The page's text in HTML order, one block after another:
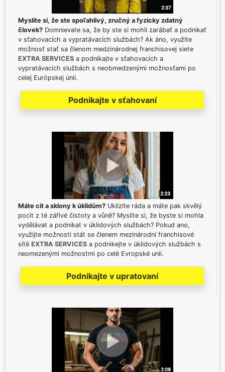
Myslíte si, že ste spoľahlivý, zručný a fyzicky zdatný
človek? Domnievate sa, že by ste si mohli zarábať a podnikať
v sťahovacích a vypratávacích službách? Ak áno, využite
možnosť stať sa členom medzinárodnej franchisovej siete
EXTRA SERVICES a podnikajte v sťahovacích a
vypratávacích službách s neobmedzenými možnosťami po
celej Európskej únii.
Podnikajte v sťahovaní
Máte cit a sklony k úklidům? Uklízíte ráda a máte pak skvělý
pocit z té zářivé čistoty a vůně? Myslíte si, že byste si mohla
vydělávat a podnikat v úklidových službách? Pokud ano,
využijte možnosti stát se členem mezinárodní franchisové
sítě EXTRA SERVICES a podnikejte v úklidových službách s
neomezenými možnostmi po celé Evropské unii.
Podnikajte v upratovaní